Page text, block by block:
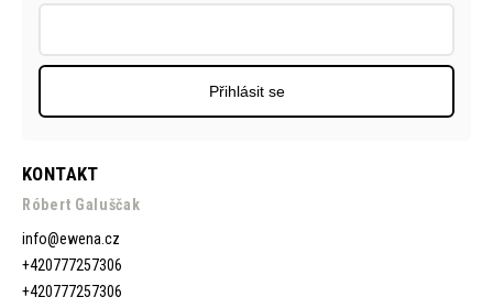
KONTAKT
Róbert Galuščak
info@ewena.cz
+420777257306
+420777257306
Přihlásit se